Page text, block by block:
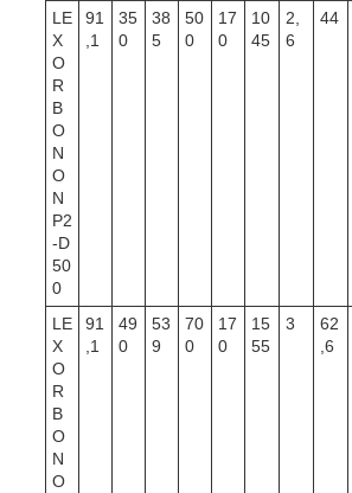
LE
X
O
R
B
O
N
O
N
P2
-D
50
0
91
,1
35
0
38
5
50
0
17
0
10
45
2,
6
44
LE
X
O
R
B
O
N
O
91
,1
49
0
53
9
70
0
17
0
15
55
3
62
,6